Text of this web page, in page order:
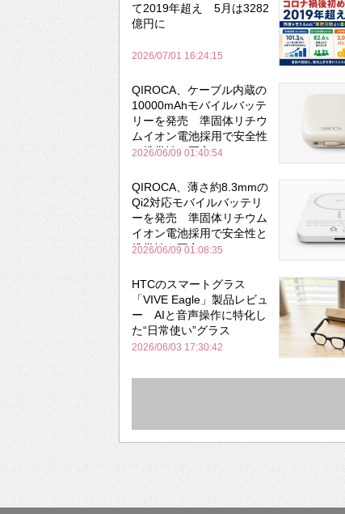
て2019年超え 5月は3282
億円に
2026/07/01 16:24:15
QIROCA、ケーブル内蔵の
10000mAhモバイルバッテ
リーを発売 準固体リチウ
ムイオン電池採用で安全性
と携帯性を両立
2026/06/09 01:40:54
QIROCA、薄さ約8.3mmの
Qi2対応モバイルバッテリ
ーを発売 準固体リチウム
イオン電池採用で安全性と
携帯性を両立
2026/06/09 01:08:35
HTCのスマートグラス
「VIVE Eagle」製品レビュ
ー AIと音声操作に特化し
た“日常使い”グラス
2026/06/03 17:30:42